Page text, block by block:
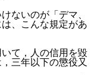
ないのが「デマ、
、こんな規定があ
て，人の信用を毀
三年以下の懲役又